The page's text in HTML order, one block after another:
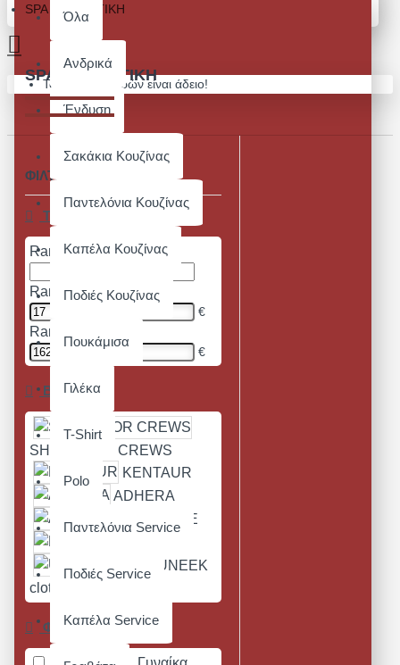
Όλα
Ανδρικά
Ένδυση
Σακάκια Κουζίνας
Παντελόνια Κουζίνας
Καπέλα Κουζίνας
Ποδιές Κουζίνας
Πουκάμισα
Γιλέκα
T-Shirt
Polo
Παντελόνια Service
Ποδιές Service
Καπέλα Service
Το καλάθι αγορών είναι άδειο!
SPA / ΑΙΣΘΗΤΙΚΉ
SPA / ΑΙΣΘΗΤΙΚΉ
ΦΙΛΤΡΑ
Τιμή
Range Slider
Range Min
€
Range Max
€
Brands
SHOES FOR CREWS
KENTAUR
ADHERA
ANTIDOTE
UNEEK
clothing
Φύλο